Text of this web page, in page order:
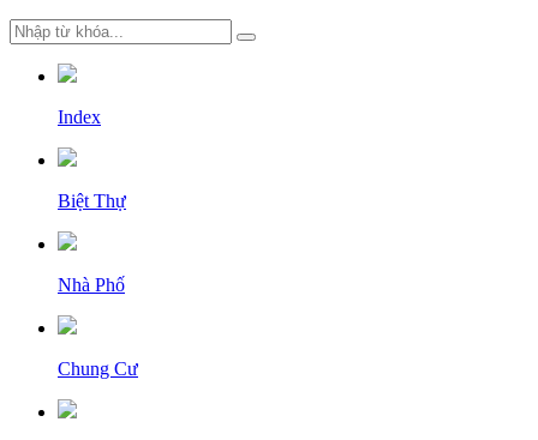
Index
Biệt Thự
Nhà Phố
Chung Cư